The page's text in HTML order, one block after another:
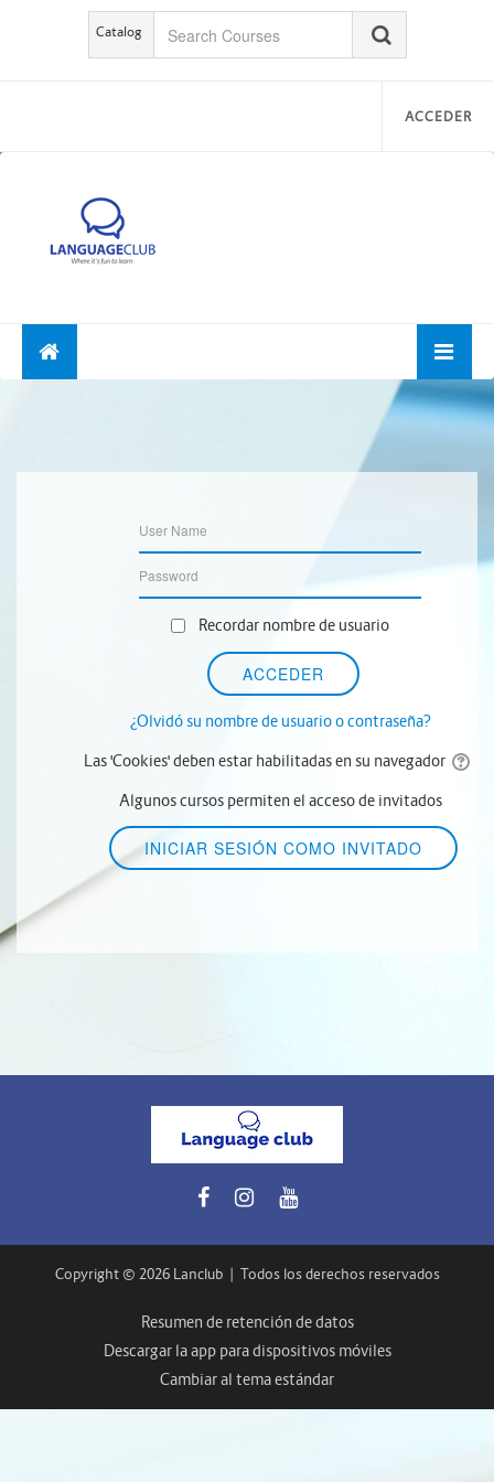
Catalog
ACCEDER
Recordar nombre de usuario
¿Olvidó su nombre de usuario o contraseña?
Las 'Cookies' deben estar habilitadas en su navegador
Algunos cursos permiten el acceso de invitados
Copyright © 2026 Lanclub | Todos los derechos reservados
Resumen de retención de datos
Descargar la app para dispositivos móviles
Cambiar al tema estándar